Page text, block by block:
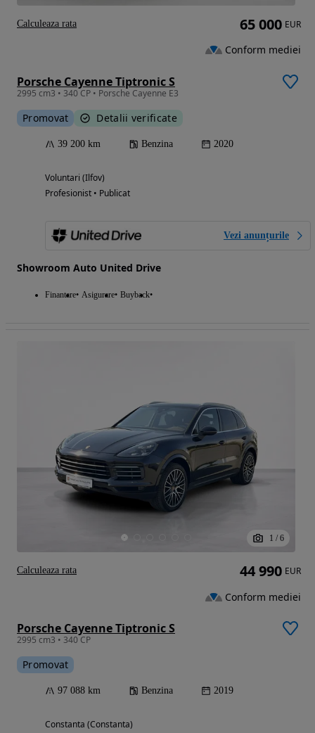
Porsche Cayenne Tiptronic S
2995 cm3 • 340 CP • Porsche Cayenne E3
Promovat Detalii verificate
39 200 km Benzina 2020
Voluntari (Ilfov)
Profesionist • Publicat
Vezi anunțurile
Showroom Auto United Drive
Finantare Asigurare Buyback
65 000 EUR
Conform mediei
Calculeaza rata
1 / 6
Porsche Cayenne Tiptronic S
2995 cm3 • 340 CP
Promovat
97 088 km Benzina 2019
Constanta (Constanta)
44 990 EUR
Conform mediei
Calculeaza rata